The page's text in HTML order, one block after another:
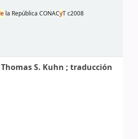
la República CONACyTc2008
Thomas S. Kuhn ; traducción